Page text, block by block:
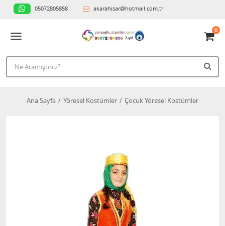
05072805858 akarahisar@hotmail.com.tr
0
Ana Sayfa Yöresel Kostümler Çocuk Yöresel Kostümler